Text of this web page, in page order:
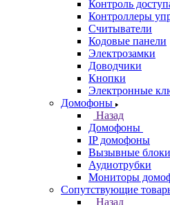
Контроль
Контроллеры
Считыватели
Кодовые панели
Электрозамки
Доводчики
Кнопки
Электронные
Домофоны
Назад
Домофоны
IP домофоны
Вызывные блоки
Аудиотрубки
Мониторы
Сопутствующие
Назад